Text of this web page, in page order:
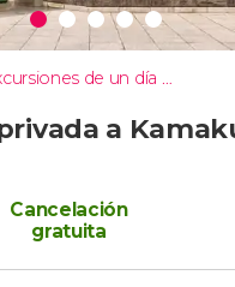
Excursiones de un día desde Tokio
a
Cancelación
gratuita